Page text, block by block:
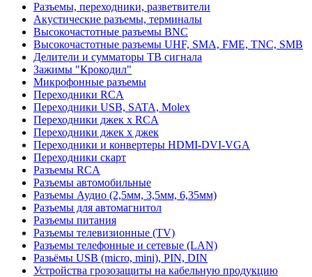
Разъемы, переходники, разветвители
Акустические разъемы, терминалы
Высокочастотные разъемы BNC
Высокочастотные разъемы UHF, SMA, FME, TNC, SMB
Делители и сумматоры ТВ сигнала
Зажимы "Крокодил"
Микрофонные разъемы
Переходники RCA
Переходники USB, SATA, Molex
Переходники джек х RCA
Переходники джек х джек
Переходники и конвертеры HDMI-DVI-VGA
Переходники скарт
Разъемы RCA
Разъемы автомобильные
Разъемы Аудио (2,5мм, 3,5мм, 6,35мм)
Разъемы для автомагнитол
Разъемы питания
Разъемы телевизионные (TV)
Разъемы телефонные и сетевые (LAN)
Разьёмы USB (micro, mini), PIN, DIN
Устройства грозозащиты на кабельную продукцию